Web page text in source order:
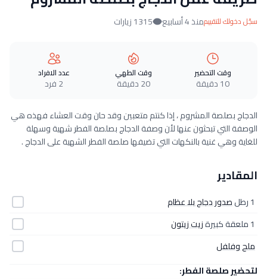
سجّل دخولك للتقييممنذ 4 أسابيع 1315 زيارات
وقت التحضير
10 دقيقة
وقت الطهي
20 دقيقة
عدد الافراد
2 فرد
الدجاج بصلصة المشروم ، إذا كنتم متعبين وقد حان وقت العشاء فهذه هي
الوصفة التي تبحثون عنها لأن وصفة الدجاج بصلصة الفطر شهية وسهلة
للغاية وهي غنية بالنكهات التي تضيفها صلصة الفطر الشهية على الدجاج .
المقادير
1 رطل
صدور دجاج بلا عظام
1 ملعقة كبيرة
زيت زيتون
ملح وفلفل
لتحضير صلصة الفطر: